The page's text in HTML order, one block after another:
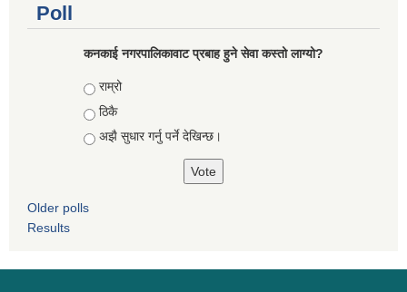
Poll
कनकाई नगरपालिकावाट प्रबाह हुने सेवा कस्तो लाग्यो?
Choices
राम्रो
ठिकै
अझै सुधार गर्नु पर्ने देखिन्छ।
Older polls
Results